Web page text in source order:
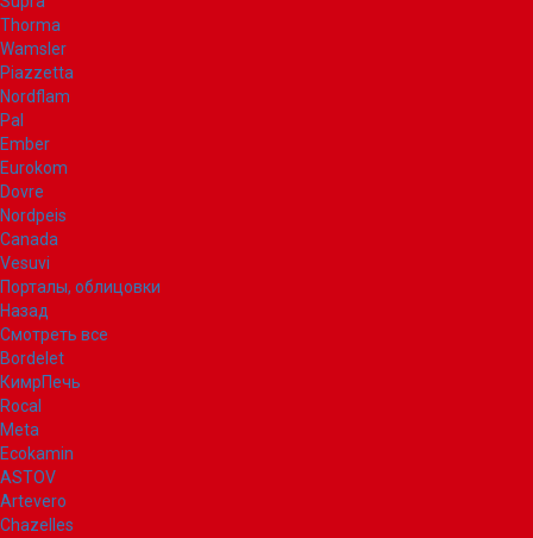
Thorma
Wamsler
Piazzetta
Nordflam
Pal
Ember
Eurokom
Dovre
Nordpeis
Canada
Vesuvi
Порталы, облицовки
Назад
Смотреть все
Bordelet
КимрПечь
Rocal
Meta
Ecokamin
ASTOV
Artevero
Chazelles